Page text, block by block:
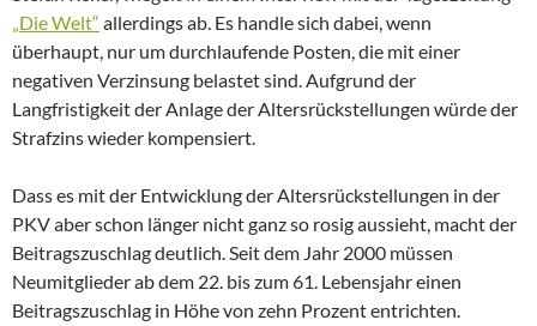
„Die Welt“ allerdings ab. Es handle sich dabei, wenn
überhaupt, nur um durchlaufende Posten, die mit einer
negativen Verzinsung belastet sind. Aufgrund der
Langfristigkeit der Anlage der Altersrückstellungen würde der
Strafzins wieder kompensiert.
Dass es mit der Entwicklung der Altersrückstellungen in der
PKV aber schon länger nicht ganz so rosig aussieht, macht der
Beitragszuschlag deutlich. Seit dem Jahr 2000 müssen
Neumitglieder ab dem 22. bis zum 61. Lebensjahr einen
Beitragszuschlag in Höhe von zehn Prozent entrichten.